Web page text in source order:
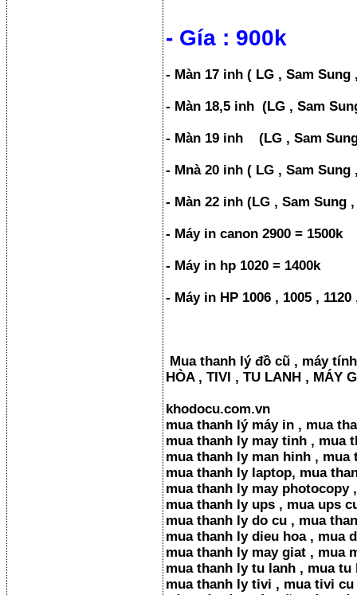
- Gía : 900k
- Màn 17 inh ( LG , Sam
- Màn 18,5 inh (LG , Sam
- Màn 19 inh (LG , Sam
- Mnà 20 inh ( LG , Sam
- Màn 22 inh (LG , Sam Sung
- Máy in canon 2900 = 1500k
- Máy in hp 1020 = 1400k
- Máy in HP 1006 , 1005 , 1120
Mua thanh lý đồ cũ , máy
HÒA , TIVI , TU LANH , MÁY
khodocu.com.vn
mua thanh lý máy in , mua
mua thanh ly may tinh , mua
mua thanh ly man hinh ,
mua thanh ly laptop, mua
mua thanh ly may
mua thanh ly ups , mua ups
mua thanh ly do cu , mua
mua thanh ly dieu hoa , mua
mua thanh ly may giat , mua
mua thanh ly tu lanh , mua
mua thanh ly tivi , mua tivi